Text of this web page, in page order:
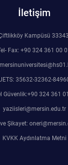
İletişim
Kampüsü
Fax: +90 324 361 00
35632-32362-
Güvenlik:+90 324 361
yaziisleri@mersin.edu.tr
Şikayet:
KVKK Aydınlatma Metni